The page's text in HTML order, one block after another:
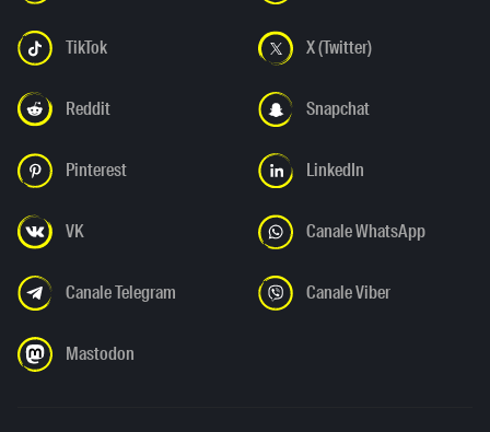
TikTok X (Twitter)
Reddit Snapchat
Pinterest LinkedIn
VK Canale WhatsApp
Canale Telegram Canale Viber
Mastodon